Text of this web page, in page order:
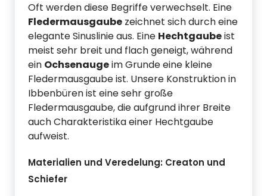
Oft werden diese Begriffe verwechselt. Eine
Fledermausgaube zeichnet sich durch eine
elegante Sinuslinie aus. Eine Hechtgaubeist
meist sehr breit und flach geneigt, während
ein Ochsenaugeim Grunde eine kleine
Fledermausgaube ist. Unsere Konstruktion in
Ibbenbüren ist eine sehr große
Fledermausgaube, die aufgrund ihrer Breite
auch Charakteristika einer Hechtgaube
aufweist.
Materialien und Veredelung: Creaton und
Schiefer